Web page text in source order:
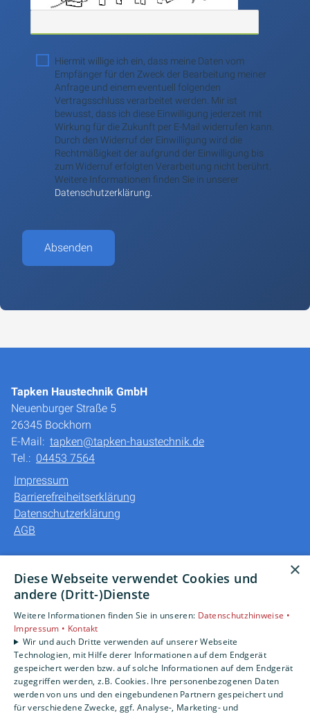
Hiermit willige ich ein, dass meine Daten vom
Empfänger für den Zweck der Bearbeitung meiner
Anfrage und einem eventuell folgenden
Vertragsschluss verarbeitet werden. Mir ist
bewusst, dass ich diese Einwilligung jederzeit mit
Wirkung für die Zukunft per E-Mail widerrufen kann.
Durch den Widerruf der Einwilligung wird die
Rechtmäßigkeit der aufgrund der Einwilligung bis
zum Widerruf erfolgten Verarbeitung nicht berührt.
Weitere Informationen finden Sie in unserer
Datenschutzerklärung.
Absenden
Tapken Haustechnik GmbH
Neuenburger Straße 5
26345 Bockhorn
E-Mail: tapken@tapken-haustechnik.de
Tel.: 04453 7564
Impressum
Barrierefreiheitserklärung
Datenschutzerklärung
AGB
Privatkunden
Gewerbekunden
Karriere
Unternehmen
Kontakt
×
Diese Webseite verwendet Cookies und
andere (Dritt-)Dienste
Weitere Informationen finden Sie in unseren: Datenschutzhinweise •
Impressum • Kontakt
Wir und auch Dritte verwenden auf unserer Webseite
Technologien, mit Hilfe derer Informationen auf dem Endgerät
gespeichert werden bzw. auf solche Informationen auf dem Endgerät
zugegriffen werden, z.B. Cookies. Ihre personenbezogenen Daten
werden von uns und den eingebundenen Partnern gespeichert und
für verschiedene Zwecke, ggf. Analyse-, Marketing- und